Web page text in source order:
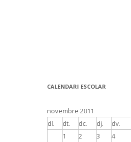
CALENDARI ESCOLAR
novembre 2011
dl.
dt. dc. dj. dv.
1 2 3 4